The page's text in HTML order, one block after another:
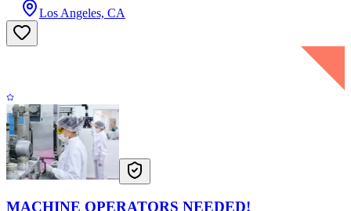
Los Angeles, CA
MACHINE OPERATORS NEEDED!